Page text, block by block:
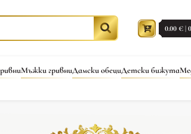
0.00 € |
Мъжки гривниДамски обециДетски бижута